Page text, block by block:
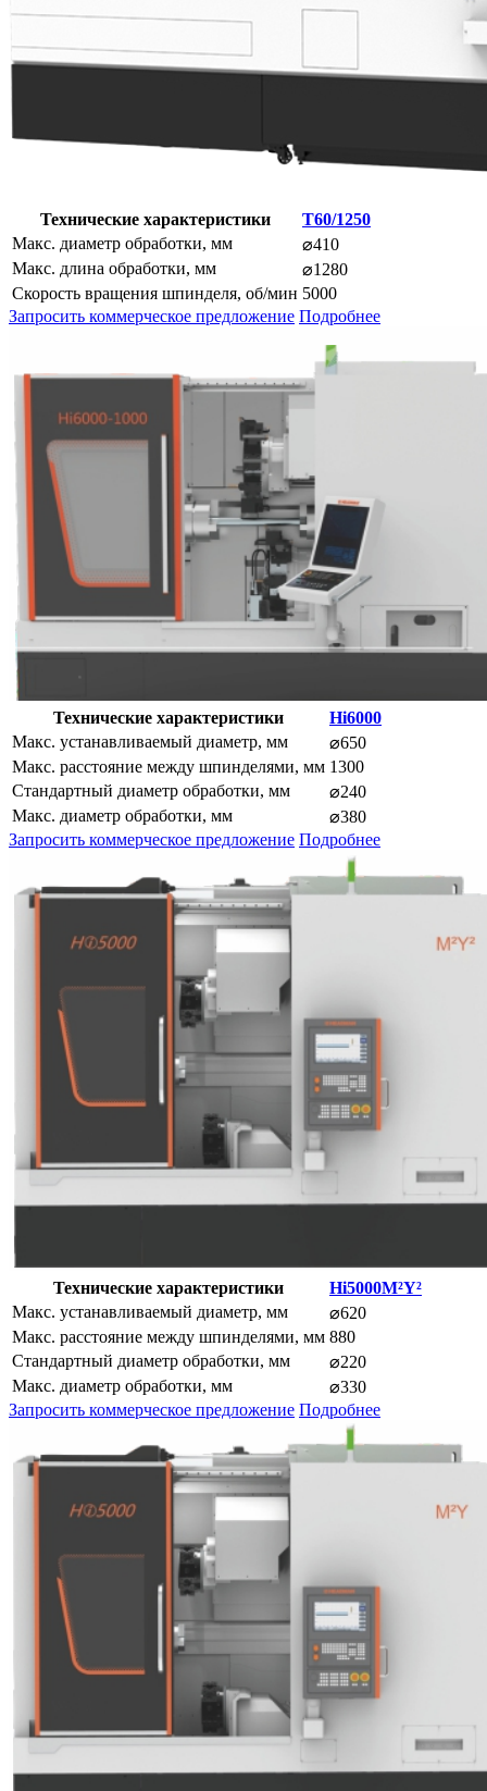
Технические характеристики
T60/1250
Макс. диаметр обработки, мм
⌀410
Макс. длина обработки, мм
⌀1280
Скорость вращения шпинделя, об/мин 5000
Запросить коммерческое предложение Подробнее
Технические характеристики
Hi6000
Макс. устанавливаемый диаметр, мм
⌀650
Макс. расстояние между шпинделями, мм 1300
Стандартный диаметр обработки, мм
⌀240
Макс. диаметр обработки, мм
⌀380
Запросить коммерческое предложение Подробнее
Технические характеристики
Hi5000M²Y²
Макс. устанавливаемый диаметр, мм
⌀620
Макс. расстояние между шпинделями, мм 880
Стандартный диаметр обработки, мм
⌀220
Макс. диаметр обработки, мм
⌀330
Запросить коммерческое предложение Подробнее